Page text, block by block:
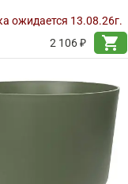
ожидается 13.08.26г.
2 106 ₽
shopping_cart